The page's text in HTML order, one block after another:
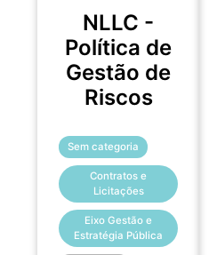
NLLC -
Política de
Gestão de
Riscos
Sem categoria
Contratos e
Licitações
Eixo Gestão e
Estratégia Pública